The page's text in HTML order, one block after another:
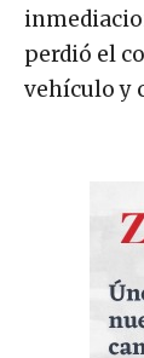
perdió el
vehículo y